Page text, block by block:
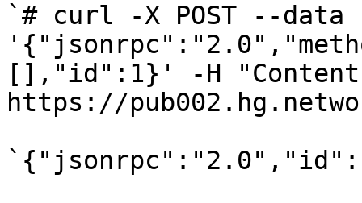
`# curl -X POST --data
[],"id":1}' -H
https://